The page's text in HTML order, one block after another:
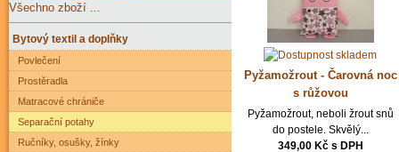
Pyžamožrout - Čarovná noc
s růžovou
Pyžamožrout, neboli žrout snů
do postele. Skvělý...
349,00 Kč s DPH
Všechno zboží ...
Bytový textil a doplňky
Povlečení
Prostěradla
Matracové chrániče
Separační potahy
Ručníky, osušky, žínky